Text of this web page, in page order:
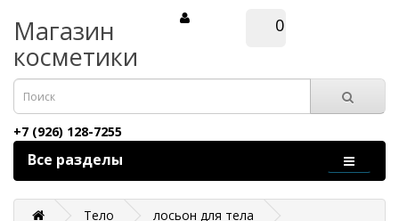
Магазин
косметики
0
+7 (926) 128-7255
Все разделы
Тело лосьон для тела